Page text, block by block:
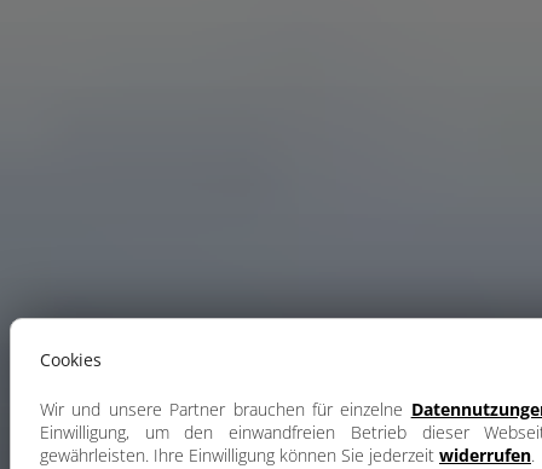
Cookies
Wir und unsere Partner brauchen für einzelne
Einwilligung, um den einwandfreien Betrieb dieser
gewährleisten. Ihre Einwilligung können Sie jederzeit widerrufen.